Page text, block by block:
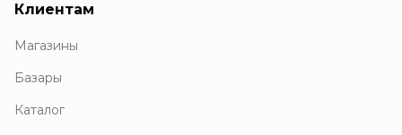
Клиентам
Магазины
Базары
Каталог